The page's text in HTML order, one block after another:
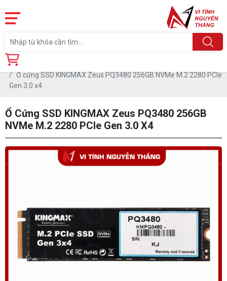
Trang chủ
Ổ cứng SSD KINGMAX Zeus PQ3480 256GB NVMe M.2 2280 PCIe
Gen 3.0 x4
Ổ Cứng SSD KINGMAX Zeus PQ3480 256GB
NVMe M.2 2280 PCIe Gen 3.0 X4